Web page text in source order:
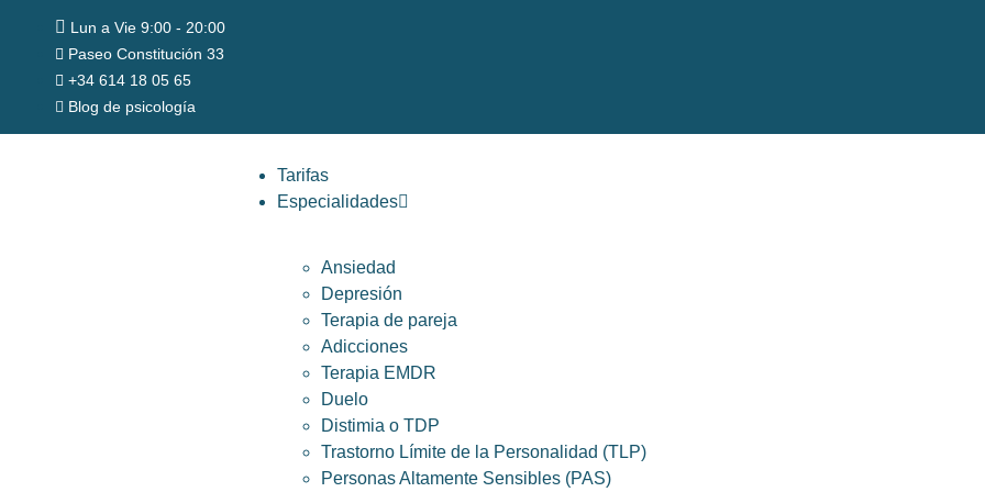
Lun a Vie 9:00 - 20:00
Paseo Constitución 33
+34 614 18 05 65
Blog de psicología
Tarifas
Especialidades
Ansiedad
Depresión
Terapia de pareja
Adicciones
Terapia EMDR
Duelo
Distimia o TDP
Trastorno Límite de la Personalidad (TLP)
Personas Altamente Sensibles (PAS)